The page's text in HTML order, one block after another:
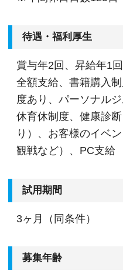
待遇・福利厚生
賞与年2回、昇給年1
全額支給、書籍購入
度あり、パーソナル
休育休制度、健康診
り）、お客様のイベ
観戦など）、PC支給
試用期間
3ヶ月（同条件）
募集年齢